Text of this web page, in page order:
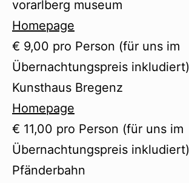
vorarlberg museum
Homepage
€ 9,00 pro Person (für uns im
Übernachtungspreis inkludiert)
Kunsthaus Bregenz
Homepage
€ 11,00 pro Person (für uns im
Übernachtungspreis inkludiert)
Pfänderbahn